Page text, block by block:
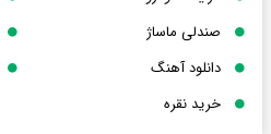
صندلی ماساژ
دانلود آهنگ
خرید نقره